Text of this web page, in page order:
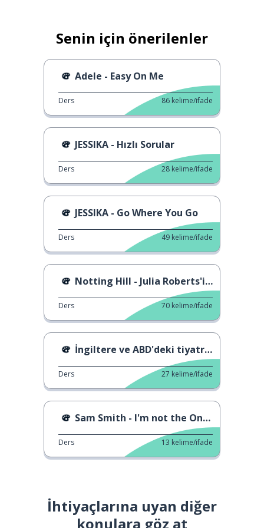
Senin için önerilenler
Adele - Easy On Me
Ders 86 kelime/ifade
JESSIKA - Hızlı Sorular
Ders 28 kelime/ifade
JESSIKA - Go Where You Go
Ders 49 kelime/ifade
Notting Hill - Julia Roberts'in sunumu
Ders 70 kelime/ifade
İngiltere ve ABD'deki tiyatrolar
Ders 27 kelime/ifade
Sam Smith - I'm not the Only One
Ders 13 kelime/ifade
İhtiyaçlarına uyan diğer
konulara göz at